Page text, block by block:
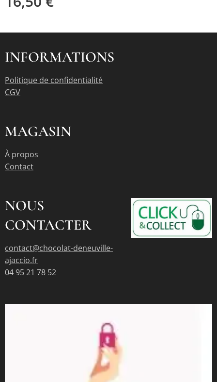
INFORMATIONS
Politique de confidentialité
CGV
MAGASIN
À propos
Contact
NOUS
CONTACTER
contact@chocolat-deneuville-
ajaccio.fr
04 95 21 78 52